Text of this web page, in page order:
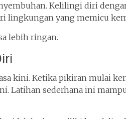
Kelilingi diri
lingkungan yang memicu
lebih ringan.
kini. Ketika pikiran mulai
Latihan sederhana ini